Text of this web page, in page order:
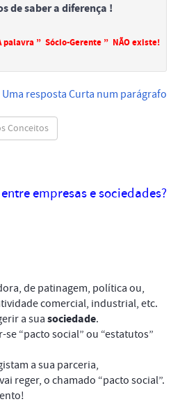
de saber a diferença !
palavra ” Sócio-Gerente ” NÃO existe!
Uma resposta Curta num parágrafo
Conceitos
empresas e sociedades?
de patinagem, política ou,
comercial, industrial, etc.
a sua sociedade.
“pacto social” ou “estatutos”
a sua parceria,
reger, o chamado “pacto social”.